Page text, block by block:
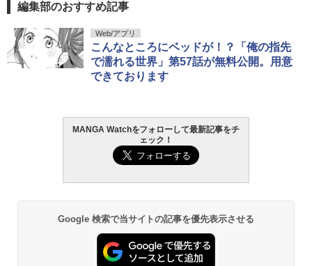
編集部のおすすめ記事
Web/アプリ
こんなところにベッドが！？「俺の指先
で濡れる世界」第57話が無料公開。用意
できております
MANGA Watchをフォローして最新記事をチ
ェック！
Google 検索で当サイトの記事を優先表示させる